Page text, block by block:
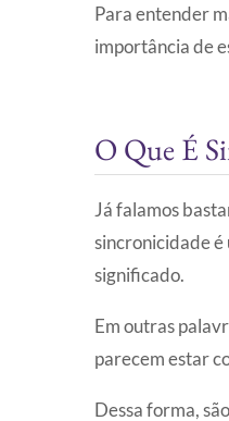
Para entender
importância de
O Que É
Já falamos
sincronicidade é
significado.
Em outras
parecem estar
Dessa forma,